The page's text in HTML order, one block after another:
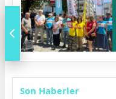
Son Haberler